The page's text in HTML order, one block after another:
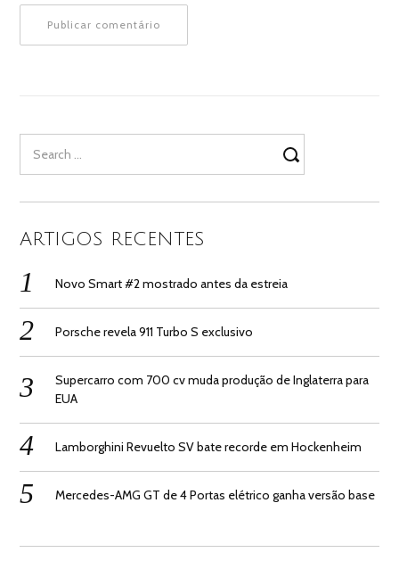
for:
ARTIGOS RECENTES
Novo Smart #2 mostrado antes da estreia
Porsche revela 911 Turbo S exclusivo
Supercarro com 700 cv muda produção de Inglaterra para
EUA
Lamborghini Revuelto SV bate recorde em Hockenheim
Mercedes-AMG GT de 4 Portas elétrico ganha versão base